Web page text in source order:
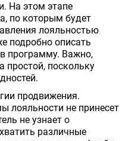
На этом этапе
по которым будет
лояльностью
подробно описать
программу. Важно,
простой, поскольку
продвижения.
лояльности не принесет
не узнает о
различные